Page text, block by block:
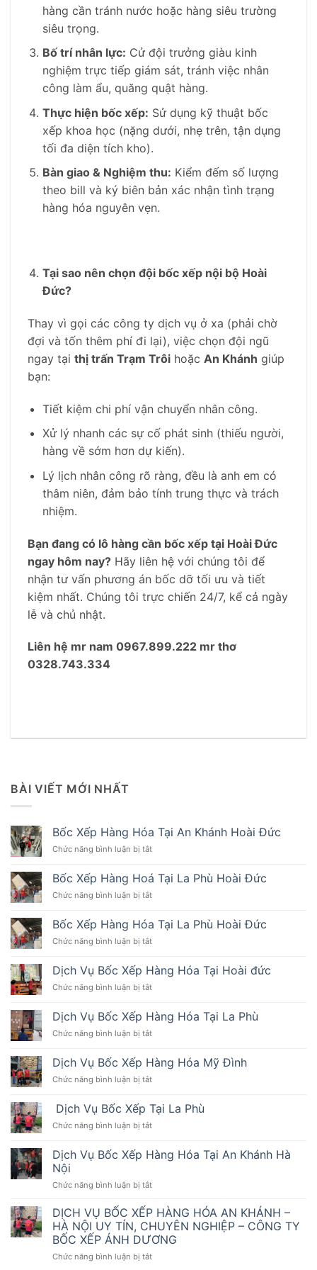
hàng cần tránh nước hoặc hàng siêu trường
siêu trọng.
Bố trí nhân lực: Cử đội trưởng giàu kinh
nghiệm trực tiếp giám sát, tránh việc nhân
công làm ẩu, quăng quật hàng.
Thực hiện bốc xếp: Sử dụng kỹ thuật bốc
xếp khoa học (nặng dưới, nhẹ trên, tận dụng
tối đa diện tích kho).
Bàn giao & Nghiệm thu: Kiểm đếm số lượng
theo bill và ký biên bản xác nhận tình trạng
hàng hóa nguyên vẹn.
Tại sao nên chọn đội bốc xếp nội bộ Hoài
Đức?
Thay vì gọi các công ty dịch vụ ở xa (phải chờ
đợi và tốn thêm phí đi lại), việc chọn đội ngũ
ngay tại thị trấn Trạm Trôi hoặc An Khánh giúp
bạn:
Tiết kiệm chi phí vận chuyển nhân công.
Xử lý nhanh các sự cố phát sinh (thiếu người,
hàng về sớm hơn dự kiến).
Lý lịch nhân công rõ ràng, đều là anh em có
thâm niên, đảm bảo tính trung thực và trách
nhiệm.
Bạn đang có lô hàng cần bốc xếp tại Hoài Đức
ngay hôm nay? Hãy liên hệ với chúng tôi để
nhận tư vấn phương án bốc dỡ tối ưu và tiết
kiệm nhất. Chúng tôi trực chiến 24/7, kể cả ngày
lễ và chủ nhật.
Liên hệ mr nam 0967.899.222 mr thơ
0328.743.334
BÀI VIẾT MỚI NHẤT
Bốc Xếp Hàng Hóa Tại An Khánh Hoài Đức
Chức năng bình luận bị tắtở
Xếp
Hàng
Hóa
An
Khánh
Hoài
Bốc Xếp Hàng Hoá Tại La Phù Hoài Đức
Chức năng bình luận bị tắtở
Xếp
Hàng
Hoá
La
Hoài
Bốc Xếp Hàng Hóa Tại La Phù Hoài Đức
Chức năng bình luận bị tắtở
Xếp
Hàng
Hóa
La
Hoài
Dịch Vụ Bốc Xếp Hàng Hóa Tại Hoài đức
Chức năng bình luận bị tắtở
Vụ
Bốc
Xếp
Hóa
Hoài
Dịch Vụ Bốc Xếp Hàng Hóa Tại La Phù
Chức năng bình luận bị tắtở
Vụ
Bốc
Xếp
Hóa
Tại
La
Dịch Vụ Bốc Xếp Hàng Hóa Mỹ Đình
Chức năng bình luận bị tắtở
Vụ
Bốc
Xếp
Hóa
Dịch Vụ Bốc Xếp Tại La Phù
Chức năng bình luận bị tắtở
Vụ
Bốc
Tại
Phù
Dịch Vụ Bốc Xếp Hàng Hóa Tại An Khánh Hà
Nội
Chức năng bình luận bị tắtở
Vụ
Bốc
Xếp
Hàng
Hóa
DỊCH VỤ BỐC XẾP HÀNG HÓA AN KHÁNH –
HÀ NỘI UY TÍN, CHUYÊN NGHIỆP – CÔNG TY
BỐC XẾP ÁNH DƯƠNG
Chức năng bình luận bị tắtở